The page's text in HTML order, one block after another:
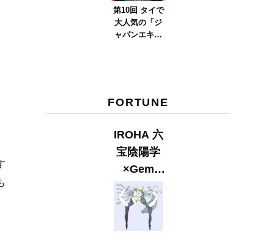
第10回 タイで
大人気の「ジ
ャパンエキス
FORTUNE
IROHA 六
宝陰陽学
×Gem
Muse
【GLITTER
2023